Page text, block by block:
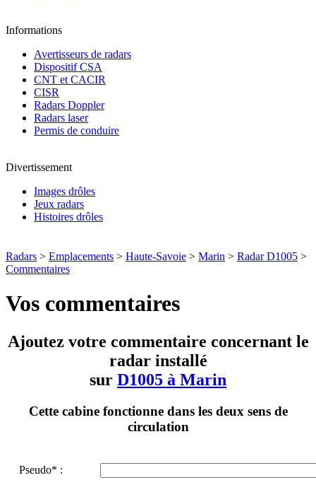
Informations
Avertisseurs de radars
Dispositif CSA
CNT et CACIR
CISR
Radars Doppler
Radars laser
Permis de conduire
Divertissement
Images drôles
Jeux radars
Histoires drôles
Radars > Emplacements > Haute-Savoie > Marin > Radar D1005 >
Commentaires
Vos commentaires
Ajoutez votre commentaire concernant le
radar installé
sur D1005 à Marin
Cette cabine fonctionne dans les deux sens de
circulation
Pseudo* :